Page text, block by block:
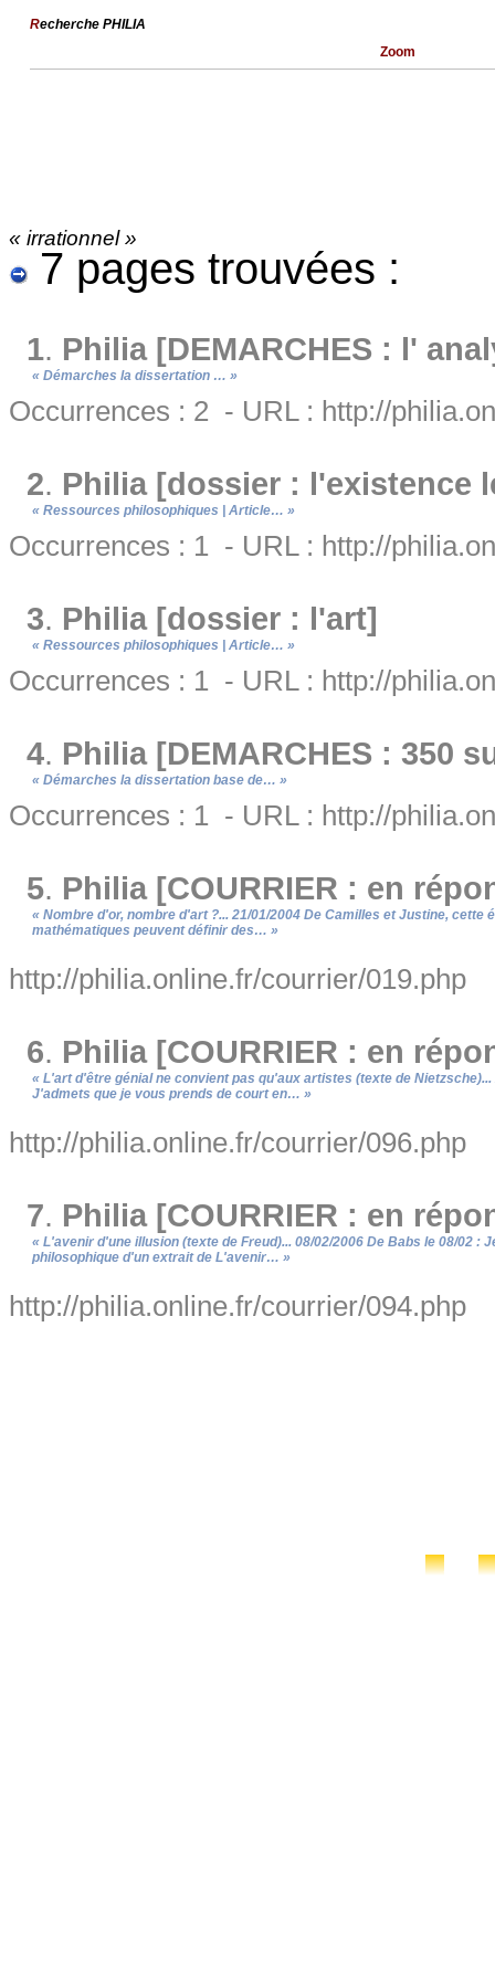
Recherche PHILIA
Zoom
« irrationnel »
7 pages trouvées :
1. Philia [DEMARCHES : l'
« Démarches la dissertation … »
Occurrences : 2 - URL : http://
2. Philia [dossier : l'existence
« Ressources philosophiques | Article… »
Occurrences : 1 - URL : http://
3. Philia [dossier : l'art]
« Ressources philosophiques | Article… »
Occurrences : 1 - URL : http://
4. Philia [DEMARCHES : 350
« Démarches la dissertation base de… »
Occurrences : 1 - URL : http://
5. Philia [COURRIER : en
« Nombre d'or, nombre d'art ?... 21/01/2004 De Camilles et Justine, cette
mathématiques peuvent définir des… »
http://philia.online.fr/courrier/019.php
6. Philia [COURRIER : en
« L'art d'être génial ne convient pas qu'aux artistes (texte de Nietzsche)...
J'admets que je vous prends de court en… »
http://philia.online.fr/courrier/096.php
7. Philia [COURRIER : en
« L'avenir d'une illusion (texte de Freud)... 08/02/2006 De Babs le 08/02 :
philosophique d'un extrait de L'avenir… »
http://philia.online.fr/courrier/094.php